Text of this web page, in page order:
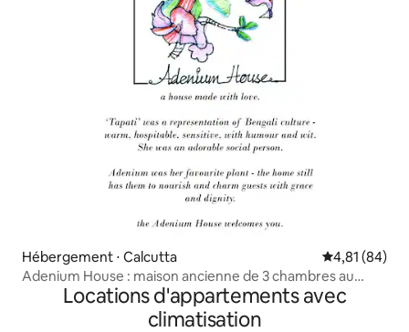
Hébergement ⋅ Calcutta Évaluation
4,81 (84)
Adenium House : maison ancienne de 3 chambres au
milieu de la verdure
Locations d'appartements avec
climatisation